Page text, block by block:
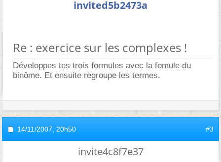
invited5b2473a
Re : exercice sur les complexes !
Développes tes trois formules avec la fomule du
binôme. Et ensuite regroupe les termes.
14/11/2007, 20h50 #3
invite4c8f7e37